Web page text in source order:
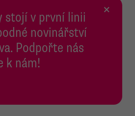
stojí v první linii
novinářství
Podpořte nás
k nám!
×